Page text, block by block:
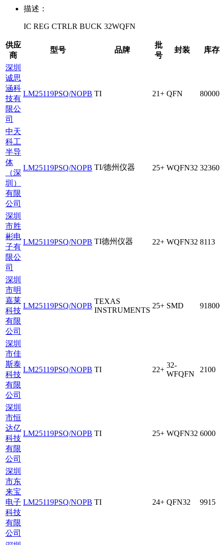
描述：
IC REG CTRLR BUCK 32WQFN
供应
商
型号 品牌
批
号
封装 库存
深圳
诚思
涵科
技有
限公
司
LM25119PSQ/NOPB TI 21+ QFN 80000
中天
科工
半导
体
（深
圳）
有限
公司
LM25119PSQ/NOPB TI/德州仪器 25+ WQFN32 32360
深圳
市胜
彬电
子有
限公
司
LM25119PSQ/NOPB TI德州仪器 22+ WQFN32 8113
深圳
市明
嘉莱
科技
有限
公司
LM25119PSQ/NOPB
TEXAS
INSTRUMENTS
25+ SMD
深圳
市佳
斯泰
科技
有限
公司
LM25119PSQ/NOPB TI 22+
32-
WFQFN
2100
深圳
市恒
达亿
科技
有限
公司
LM25119PSQ/NOPB TI 25+ WQFN32 6000
深圳
市东
来宝
电子
科技
有限
公司
LM25119PSQ/NOPB TI 24+ QFN32 9915